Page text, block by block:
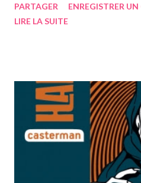
ans. Grand bavard au pays des
l’ouvrage mais y est omniprésent
tortueuse et cependant
Montaigne ou les Maximes de La
Chat s’impose en pierre
contrairement à ses illustres
est illustré par un floril...
PARTAGER
ENREGISTRER
LIRE LA SUITE